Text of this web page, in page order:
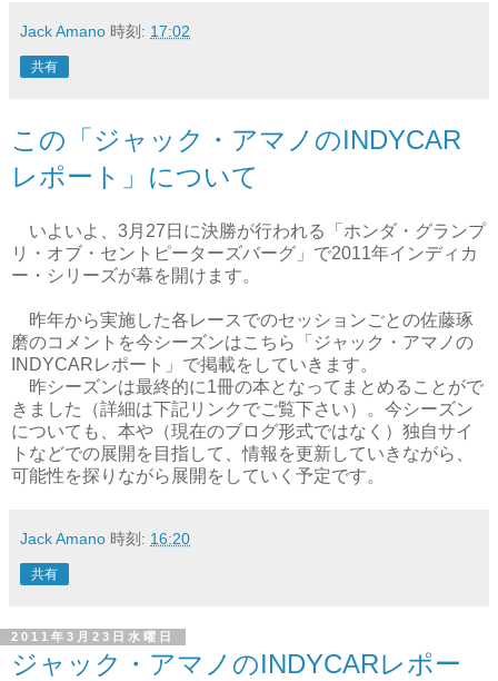
Jack Amano 時刻: 17:02
共有
この「ジャック・アマノのINDYCAR
レポート」について
いよいよ、3月27日に決勝が行われる「ホンダ・グランプ
リ・オブ・セントピーターズバーグ」で2011年インディカ
ー・シリーズが幕を開けます。
昨年から実施した各レースでのセッションごとの佐藤琢
磨のコメントを今シーズンはこちら「ジャック・アマノの
INDYCARレポート」で掲載をしていきます。
昨シーズンは最終的に1冊の本となってまとめることがで
きました（詳細は下記リンクでご覧下さい）。今シーズン
についても、本や（現在のブログ形式ではなく）独自サイ
トなどでの展開を目指して、情報を更新していきながら、
可能性を探りながら展開をしていく予定です。
Jack Amano 時刻: 16:20
共有
2011年3月23日水曜日
ジャック・アマノのINDYCARレポー